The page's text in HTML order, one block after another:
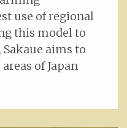
use of regional
this model to
aims to
of Japan